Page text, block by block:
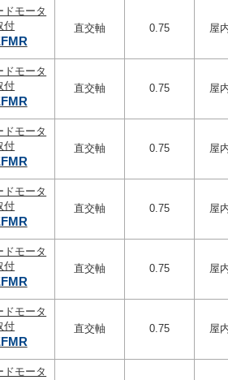
ドモータ
付
直交軸 0.75 屋
ドモータ
付
直交軸 0.75 屋
ドモータ
付
直交軸 0.75 屋
ドモータ
付
直交軸 0.75 屋
ドモータ
付
直交軸 0.75 屋
ドモータ
付
直交軸 0.75 屋
ドモータ